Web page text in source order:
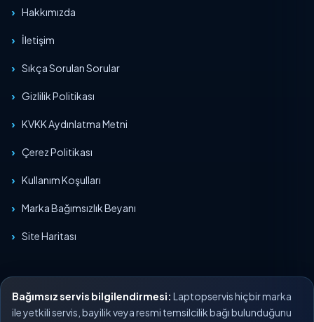
Hakkımızda
İletişim
Sıkça Sorulan Sorular
Gizlilik Politikası
KVKK Aydınlatma Metni
Çerez Politikası
Kullanım Koşulları
Marka Bağımsızlık Beyanı
Site Haritası
Bağımsız servis bilgilendirmesi: Laptopservis hiçbir marka
ile yetkili servis, bayilik veya resmi temsilcilik bağı bulunduğunu